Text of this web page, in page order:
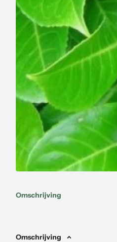
Omschrijving
Omschrijving